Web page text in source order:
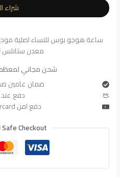
1502416
شراء
ساعة هوجو بوس للنساء اصلية
معدن ستانلس
شحن مجاني
ضمان عامين
دفع عند
دفع امن Visa & Mastercard
Checkout